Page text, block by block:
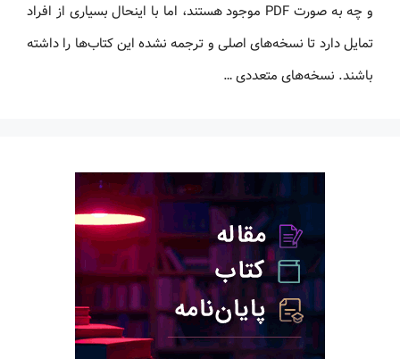
و چه به صورت PDF موجود هستند، اما با اینحال بسیاری از افراد
تمایل دارد تا نسخه‌های اصلی و ترجمه نشده این کتاب‌ها را داشته
باشند. نسخه‌های متعددی …